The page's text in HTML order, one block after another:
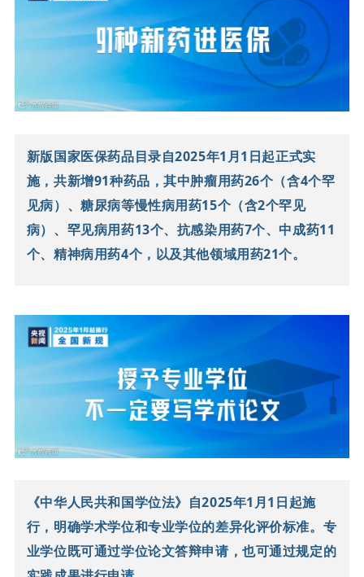
新版国家医保药品目录自2025年1月1日起正式实
施，共新增91种药品，其中肿瘤用药26个（含4个罕
见病）、糖尿病等慢性病用药15个（含2个罕见
病）、罕见病用药13个、抗感染用药7个、中成药11
个、精神病用药4个，以及其他领域用药21个。
《中华人民共和国学位法》自2025年1月1日起施
行，明确学术学位和专业学位的差异化评价标准。 专
业学位既可通过学位论文答辩申请，也可通过规定的